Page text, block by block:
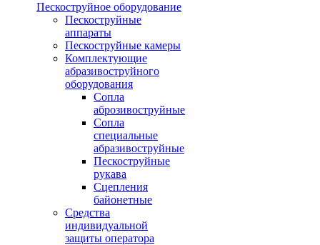
Пескоструйное оборудование
Пескоструйные
аппараты
Пескоструйные камеры
Комплектующие
абразивоструйного
оборудования
Сопла
аброзивоструйные
Сопла
специальные
абразивоструйные
Пескоструйные
рукава
Сцепления
байонетные
Средства
индивидуальной
защиты оператора